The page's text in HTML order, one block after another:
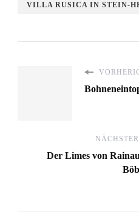
VILLA RUSICA IN STEIN-
Der Limes von